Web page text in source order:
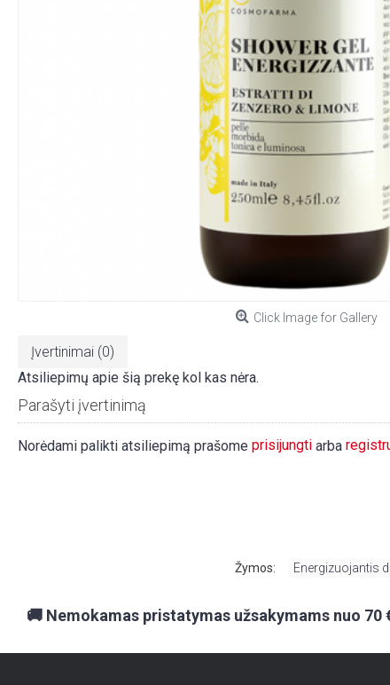
Click Image for Gallery
Įvertinimai (0)
Atsiliepimų apie šią prekę kol kas nėra.
Parašyti įvertinimą
Norėdami palikti atsiliepimą prašome prisijungti arba
Žymos: Energizuojantis
🚚 Nemokamas pristatymas užsakymams nuo 70